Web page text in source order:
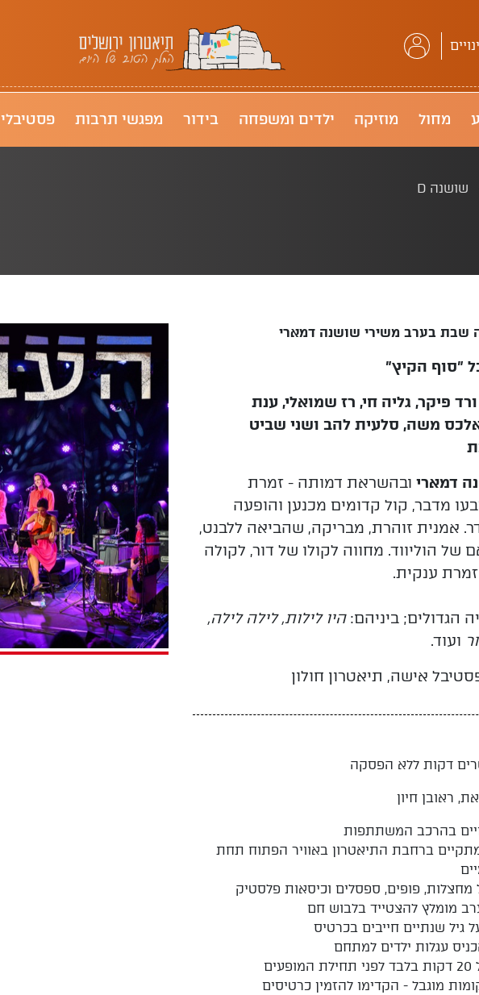
תיאטרון ירושלים
מחול מוזיקה ילדים ומשפחה בידור מפגשי תרבות
שושנה D
שבת בערב משירי שושנה דמארי
״סוף הקיץ״
פיקר, גליה חי, רז שמואלי, ענת
אלכס משה, סלעית להב ושני שביט
דמארי ובהשראת דמותה - זמרת
מדבר, קול קדומים מכנען והופעה
אמנית זוהרת, מבריקה, שהביאה ללבנט,
של הוליווד. מחווה לקולו של דור, לקולה
ענקית.
הגדולים; ביניהם:היו לילות, לילה לילה,
ועוד.
אישה, תיאטרון חולון
דקות ללא הפסקה
ראובן חיון
בהרכב המשתתפות
ברחבת התיאטרון באוויר הפתוח תחת
מחצלות, פופים, ספסלים וכיסאות פלסטיק
מומלץ להצטייד בלבוש חם
גיל שנתיים חייבים בכרטיס
עגלות ילדים למתחם
מוגבל - הקדימו להזמין כרטיסים